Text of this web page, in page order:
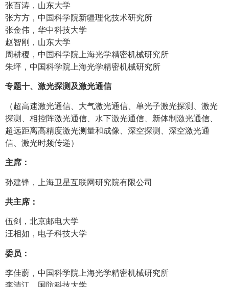
张百涛，山东大学
张方方，中国科学院新疆理化技术研究所
张金伟，华中科技大学
赵智刚，山东大学
周耕稷，中国科学院上海光学精密机械研究所
朱坪，中国科学院上海光学精密机械研究所
专题十、激光探测及激光通信
（超高速激光通信、大气激光通信、单光子激光探测、激光
探测、相控阵激光通信、水下激光通信、新体制激光通信、
超远距离高精度激光测量和成像、深空探测、深空激光通
信、激光时频传递）
主席：
孙建锋，上海卫星互联网研究院有限公司
共主席：
伍剑，北京邮电大学
汪相如，电子科技大学
委员：
李佳蔚，中国科学院上海光学精密机械研究所